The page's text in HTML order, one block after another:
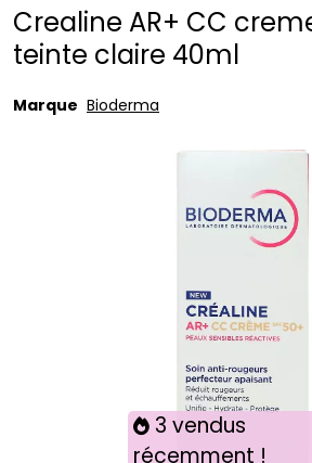
Crealine AR+ CC
teinte claire 40ml
Marque Bioderma
3 vendus
récemment !